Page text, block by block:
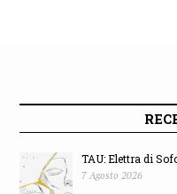
TAU: Elettra di
7 Agosto 2026